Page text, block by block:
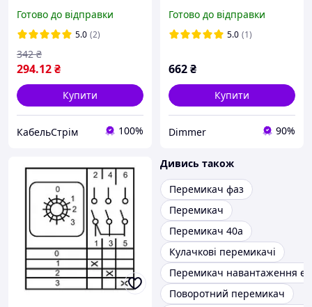
Готово до відправки
5.0 (2)
294.12₴
342 ₴
Купити
КабельСтрім 100%
Готово до відправки
5.0 (1)
662₴
Купити
Dimmer 90%
Дивись також
Перемикач фаз
Перемикач
Перемикач 40а
Кулачкові перемикачі
Перемикач навантаження eti
Поворотний перемикач